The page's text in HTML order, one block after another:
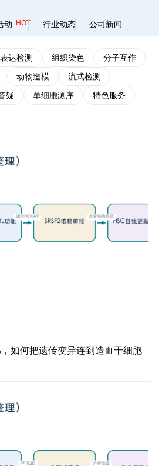
动 HOT 行业动态 公司新闻
表达检测 组织染色
分子互作
动物造模
流式检测
疑 单细胞测序
特色服务
如何把遗传变异连到造血干细胞